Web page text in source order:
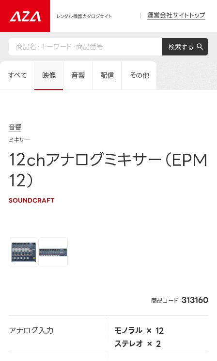
レンタル機器カタログサイト 運営会社サイトトップ
すべて 映像 音響 配信 その他
音響
ミキサー
12chアナログミキサー（EPM
12）
SOUNDCRAFT
商品コード：313160
アナログ入力
モノラル × 12
ステレオ × 2